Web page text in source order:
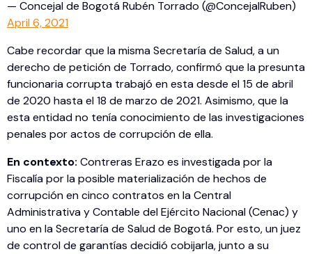
— Concejal de Bogotá Rubén Torrado (@ConcejalRuben)
April 6, 2021
Cabe recordar que la misma Secretaría de Salud, a un
derecho de petición de Torrado, confirmó que la presunta
funcionaria corrupta trabajó en esta desde el 15 de abril
de 2020 hasta el 18 de marzo de 2021. Asimismo, que la
esta entidad no tenía conocimiento de las investigaciones
penales por actos de corrupción de ella.
En contexto: Contreras Erazo es investigada por la
Fiscalía por la posible materialización de hechos de
corrupción en cinco contratos en la Central
Administrativa y Contable del Ejército Nacional (Cenac) y
uno en la Secretaría de Salud de Bogotá. Por esto, un juez
de control de garantías decidió cobijarla, junto a su